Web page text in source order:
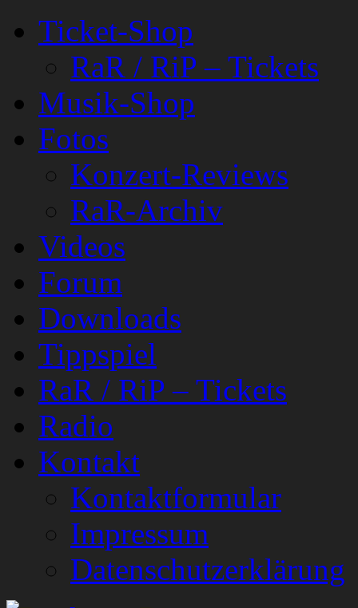
Ticket-Shop
RaR / RiP – Tickets
Musik-Shop
Fotos
Konzert-Reviews
RaR-Archiv
Videos
Forum
Downloads
Tippspiel
RaR / RiP – Tickets
Radio
Kontakt
Kontaktformular
Impressum
Datenschutzerklärung